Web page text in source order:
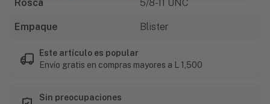
Rosca 5/8-11 UNC
Empaque Blister
Este artículo es popular
Envío gratis en compras mayores a L 1,500
Sin preocupaciones